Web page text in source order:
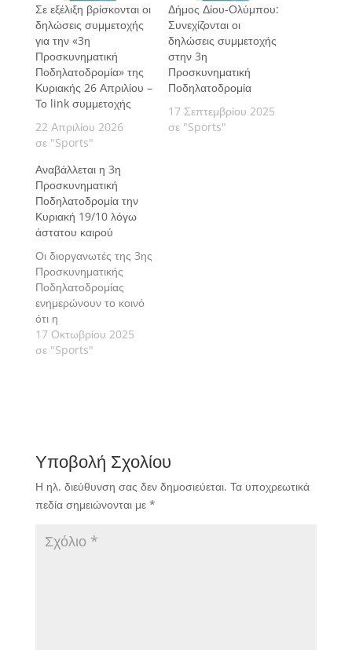
Σε εξέλιξη βρίσκονται οι
δηλώσεις συμμετοχής
για την «3η
Προσκυνηματική
Ποδηλατοδρομία» της
Κυριακής 26 Απριλίου –
Το link συμμετοχής
22 Απριλίου 2026
σε "Sports"
Δήμος Δίου-Ολύμπου:
Συνεχίζονται οι
δηλώσεις συμμετοχής
στην 3η
Προσκυνηματική
Ποδηλατοδρομία
17 Σεπτεμβρίου 2025
σε "Sports"
Αναβάλλεται η 3η
Προσκυνηματική
Ποδηλατοδρομία την
Κυριακή 19/10 λόγω
άστατου καιρού
Οι διοργανωτές της 3ης
Προσκυνηματικής
Ποδηλατοδρομίας
ενημερώνουν το κοινό
ότι η
προγραμματισμένη
δράση για την Κυριακή
εκδήλωσης.
17 Οκτωβρίου 2025
σε "Sports"
Υποβολή Σχολίου
Η ηλ. διεύθυνση σας δεν δημοσιεύεται. Τα υποχρεωτικά
πεδία σημειώνονται με *